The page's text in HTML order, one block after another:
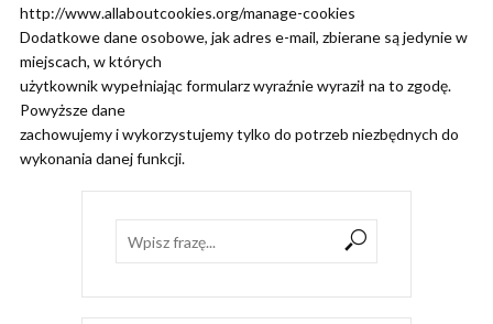
http://www.allaboutcookies.org/manage-cookies
Dodatkowe dane osobowe, jak adres e-mail, zbierane są jedynie w
miejscach, w których
użytkownik wypełniając formularz wyraźnie wyraził na to zgodę.
Powyższe dane
zachowujemy i wykorzystujemy tylko do potrzeb niezbędnych do
wykonania danej funkcji.